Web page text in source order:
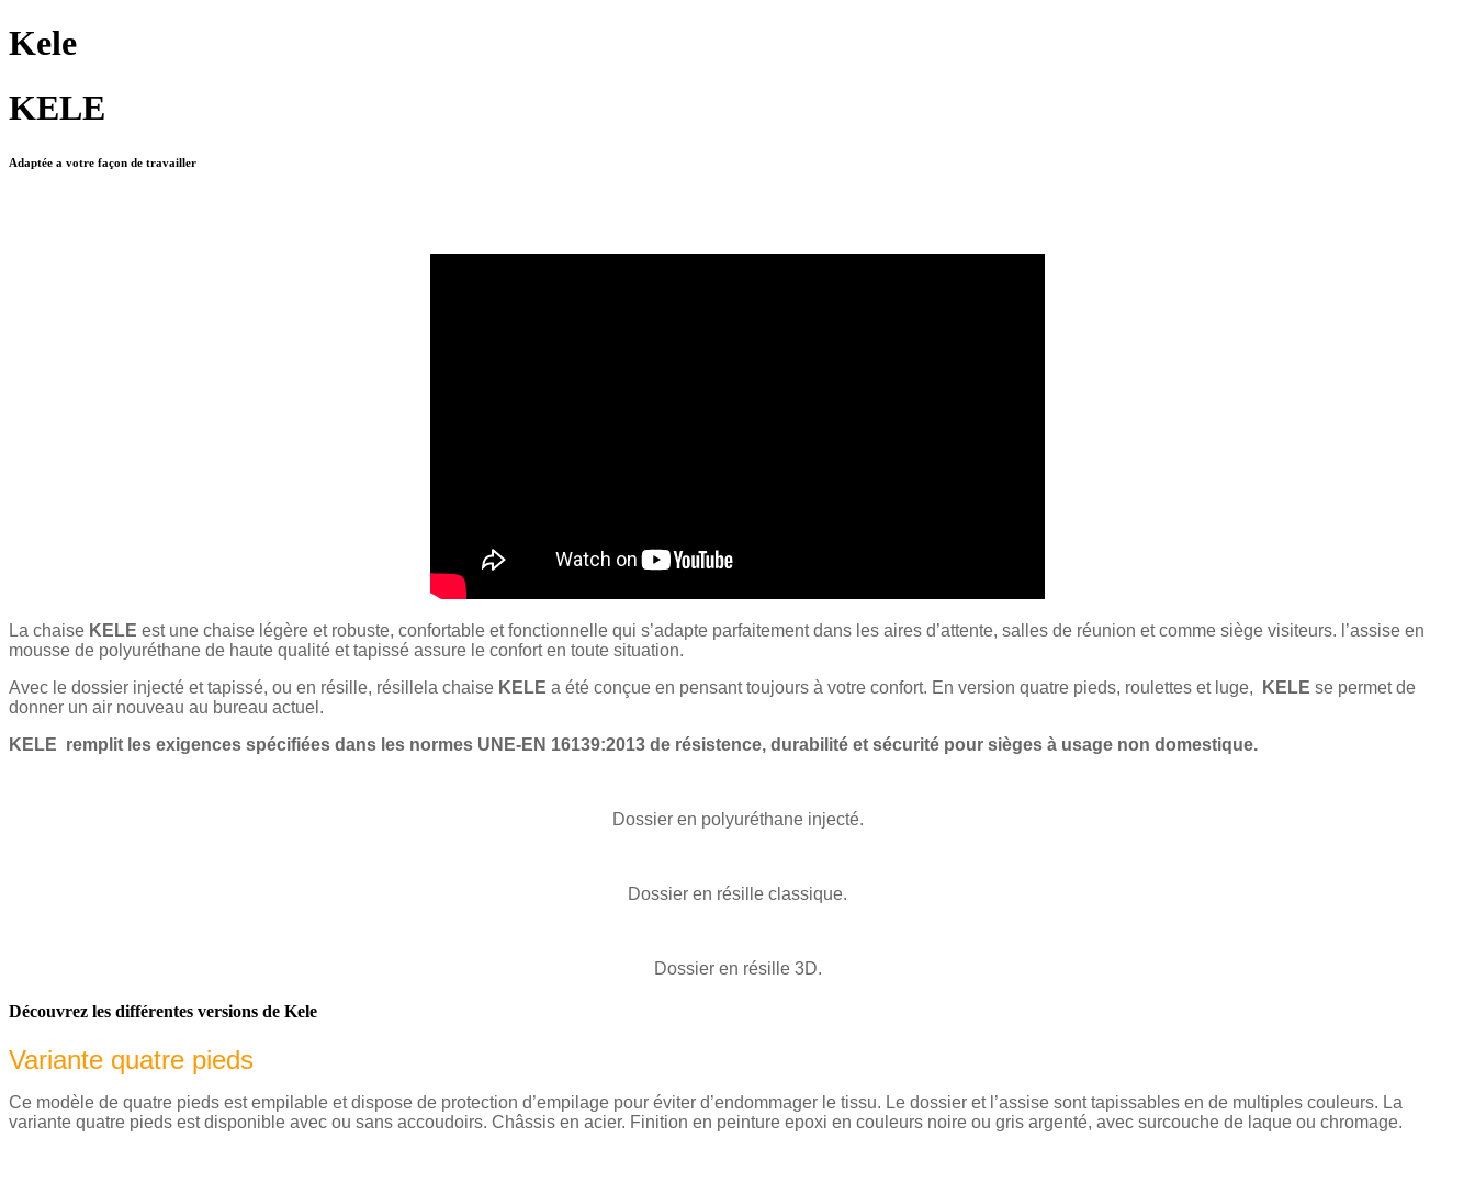
Kele
KELE
Adaptée a votre façon de travailler
La chaise KELE est une chaise légère et robuste, confortable et fonctionnelle qui s’adapte parfaitement dans les aires d’attente, salles de réunion et comme siège visiteurs. l’assise en
mousse de polyuréthane de haute qualité et tapissé assure le confort en toute situation.
Avec le dossier injecté et tapissé, ou en résille, résillela chaise KELE a été conçue en pensant toujours à votre confort. En version quatre pieds, roulettes et luge, KELE se permet de
donner un air nouveau au bureau actuel.
KELE remplit les exigences spécifiées dans les normes UNE-EN 16139:2013 de résistence, durabilité et sécurité pour sièges à usage non domestique.
Dossier en polyuréthane injecté.
Dossier en résille classique.
Dossier en résille 3D.
Découvrez les différentes versions de Kele
Variante quatre pieds
Ce modèle de quatre pieds est empilable et dispose de protection d’empilage pour éviter d’endommager le tissu. Le dossier et l’assise sont tapissables en de multiples couleurs. La
variante quatre pieds est disponible avec ou sans accoudoirs. Châssis en acier. Finition en peinture epoxi en couleurs noire ou gris argenté, avec surcouche de laque ou chromage.